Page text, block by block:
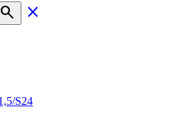
search
close
S24